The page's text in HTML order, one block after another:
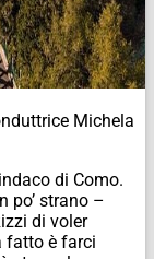
Michela
di Como.
po’ strano –
di voler
fatto è farci